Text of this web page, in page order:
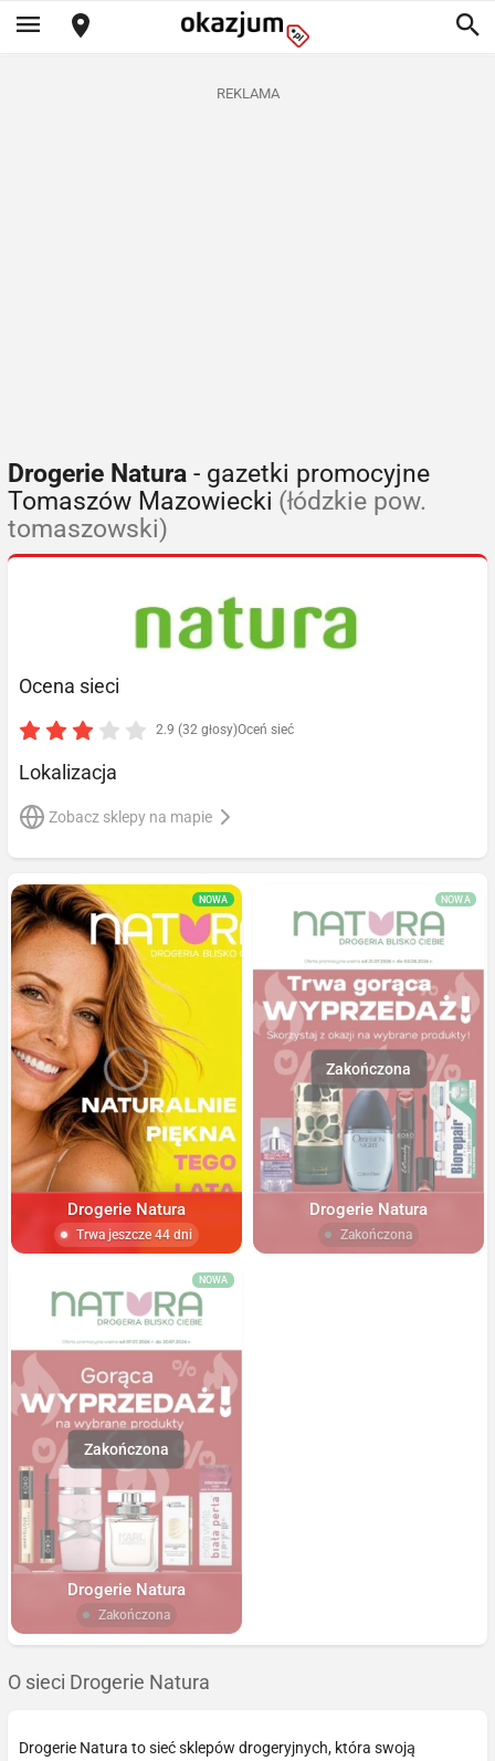
REKLAMA
Drogerie Natura - gazetki promocyjne
Tomaszów Mazowiecki (łódzkie pow.
tomaszowski)
Ocena sieci
2.9 (32 głosy)Oceń sieć
Lokalizacja
Zobacz sklepy na mapie
NOWA
Drogerie Natura
Trwa jeszcze 44 dni
NOWA
Drogerie Natura
Zakończona
NOWA
Drogerie Natura
Zakończona
O sieci Drogerie Natura
Drogerie Natura to sieć sklepów drogeryjnych, która swoją